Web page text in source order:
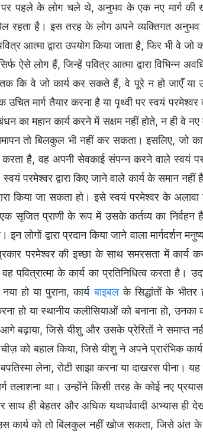
पहले के लोग चले थे, अनुभव के एक नए मार्ग की
रहता है। इस तरह के लोग अपने व्यक्तिगत
आत्मा द्वारा उपयोग किया जाता है, फिर भी वे
ऐसे लोग हैं, जिन्हें पवित्र आत्मा द्वारा विभिन्न
कि वे जो कार्य कर सकते हैं, वे पूरे न हो जाएँ या
मार्ग तैयार करना है या पृथ्वी पर स्वयं
का महान कार्य करने में सक्षम नहीं होते, न ही वे
तो बिलकुल भी नहीं कर सकता। इसलिए, जो
करता है, वह अपनी सेवकाई संपन्न करने वाले स्वयं
परमेश्वर द्वारा किए जाने वाले कार्य के समान
किया जा सकता हो। इसे स्वयं परमेश्वर के अलावा
सृजित प्राणी के रूप में उसके कर्तव्य का निर्वहन
इन लोगों द्वारा प्रदान किया जाने वाला
परमेश्वर की इच्छा के साथ समरसता में कार्य
पवित्रात्मा के कार्य का प्रतिनिधित्व करता है।
हो या पुराना, कार्यबाइबलके सिद्धांतों के भीतर
हो या स्थानीय कलीसियाओं को बनाना हो,
आगे बढ़ाया, जिसे यीशु और उसके प्रेरितों ने समाप्त
को बहाल किया, जिसे यीशु ने अपने प्रारंभिक
लेना, रोटी साझा करना या दाखरस पीना।
तलाशना था। उन्होंने किसी तरह के कोई नए
साथ ही बेहतर और अधिक यथार्थवादी अभ्यास ही
कार्य को तो बिलकुल नहीं खोज सकता, जिसे अंत के